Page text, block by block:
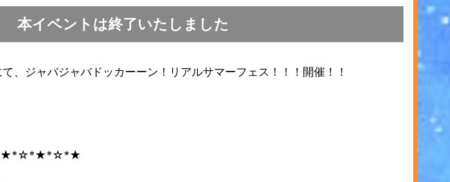
本イベントは終了いたしました
、ジャバジャバドッカーーン！リアルサマーフェス！！！開催！！